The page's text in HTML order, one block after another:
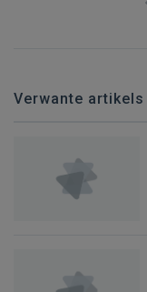
Verwante artikels